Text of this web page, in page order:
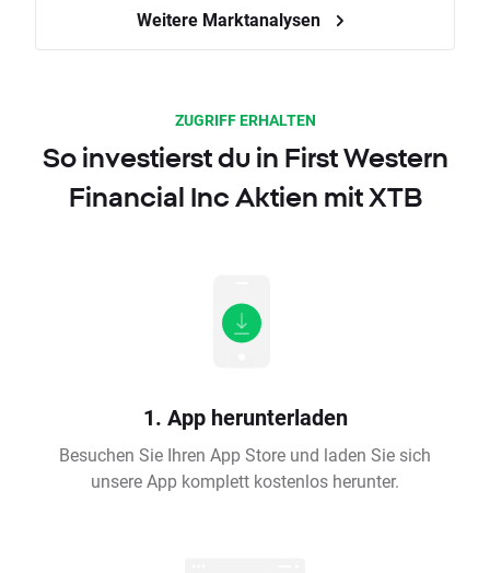
Weitere Marktanalysen
ZUGRIFF ERHALTEN
So investierst du in First Western
Financial Inc Aktien mit XTB
1. App herunterladen
Besuchen Sie Ihren App Store und laden Sie sich
unsere App komplett kostenlos herunter.